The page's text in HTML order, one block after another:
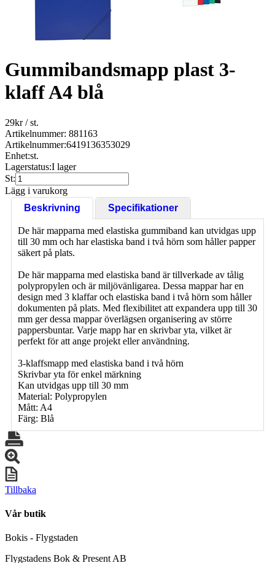
Gummibandsmapp plast 3-
klaff A4 blå
29kr/ st.
Artikelnummer: 881163
Artikelnummer:6419136353029
Enhet:st.
Lagerstatus:I lager
St:
Lägg i varukorg
Beskrivning
Specifikationer
De här mapparna med elastiska gummiband kan utvidgas upp
till 30 mm och har elastiska band i två hörn som håller papper
säkert på plats.
De här mapparna med elastiska band är tillverkade av tålig
polypropylen och är miljövänligarea. Dessa mappar har en
design med 3 klaffar och elastiska band i två hörn som håller
dokumenten på plats. Med flexibilitet att expandera upp till 30
mm ger dessa mappar överlägsen organisering av större
pappersbuntar. Varje mapp har en skrivbar yta, vilket är
perfekt för att ange projekt eller användning.
3-klaffsmapp med elastiska band i två hörn
Skrivbar yta för enkel märkning
Kan utvidgas upp till 30 mm
Material: Polypropylen
Mått: A4
Färg: Blå
Tillbaka
Vår butik
Bokis - Flygstaden
Flygstadens Bok & Present AB